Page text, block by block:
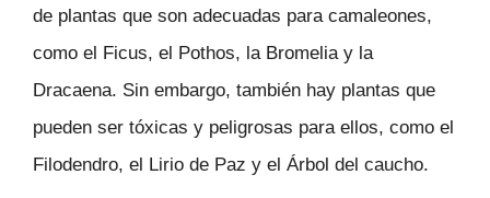
de plantas que son adecuadas para camaleones,
como el Ficus, el Pothos, la Bromelia y la
Dracaena. Sin embargo, también hay plantas que
pueden ser tóxicas y peligrosas para ellos, como el
Filodendro, el Lirio de Paz y el Árbol del caucho.